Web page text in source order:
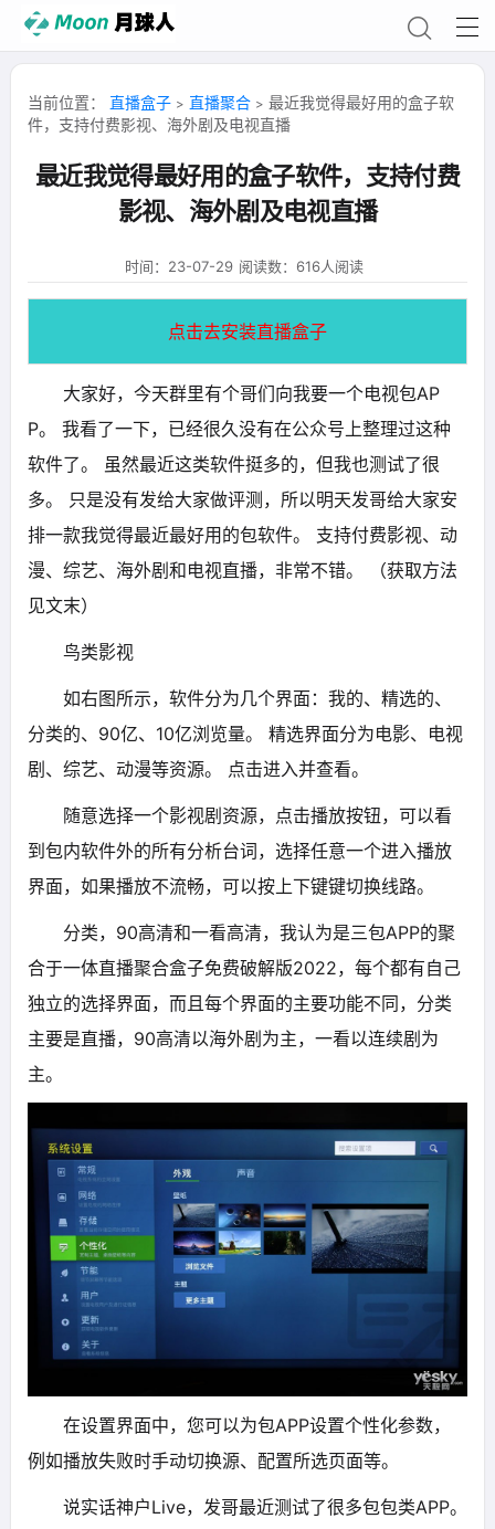
当前位置： 直播盒子 > 直播聚合 > 最近我觉得最好用的盒子软
件，支持付费影视、海外剧及电视直播
最近我觉得最好用的盒子软件，支持付费
影视、海外剧及电视直播
时间：23-07-29 阅读数：616人阅读
点击去安装直播盒子
大家好，今天群里有个哥们向我要一个电视包AP
P。 我看了一下，已经很久没有在公众号上整理过这种
软件了。 虽然最近这类软件挺多的，但我也测试了很
多。 只是没有发给大家做评测，所以明天发哥给大家安
排一款我觉得最近最好用的包软件。 支持付费影视、动
漫、综艺、海外剧和电视直播，非常不错。 （获取方法
见文末）
鸟类影视
如右图所示，软件分为几个界面：我的、精选的、
分类的、90亿、10亿浏览量。 精选界面分为电影、电视
剧、综艺、动漫等资源。 点击进入并查看。
随意选择一个影视剧资源，点击播放按钮，可以看
到包内软件外的所有分析台词，选择任意一个进入播放
界面，如果播放不流畅，可以按上下键键切换线路。
分类，90高清和一看高清，我认为是三包APP的聚
合于一体直播聚合盒子免费破解版2022，每个都有自己
独立的选择界面，而且每个界面的主要功能不同，分类
主要是直播，90高清以海外剧为主，一看以连续剧为
主。
在设置界面中，您可以为包APP设置个性化参数，
例如播放失败时手动切换源、配置所选页面等。
说实话神户Live，发哥最近测试了很多包包类APP。